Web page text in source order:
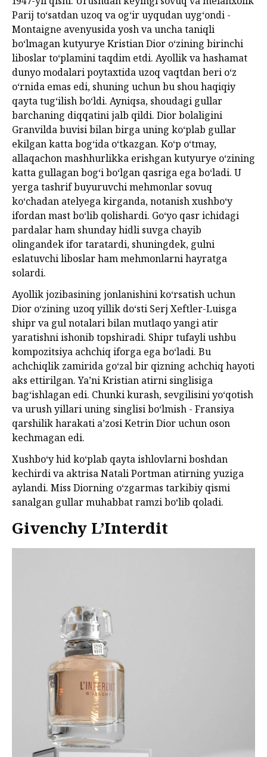
Parij toʻsatdan uzoq va ogʻir uyqudan uygʻondi -
Montaigne avenyusida yosh va uncha taniqli
boʻlmagan kutyurye Kristian Dior oʻzining birinchi
liboslar toʻplamini taqdim etdi. Ayollik va hashamat
dunyo modalari poytaxtida uzoq vaqtdan beri oʻz
oʻrnida emas edi, shuning uchun bu shou haqiqiy
qayta tugʻilish boʻldi. Ayniqsa, shoudagi gullar
barchaning diqqatini jalb qildi. Dior bolaligini
Granvilda buvisi bilan birga uning koʻplab gullar
ekilgan katta bogʻida oʻtkazgan. Koʻp oʻtmay,
allaqachon mashhurlikka erishgan kutyurye o‘zining
katta gullagan bogʻi boʻlgan qasriga ega boʻladi. U
yerga tashrif buyuruvchi mehmonlar sovuq
ko‘chadan atelyega kirganda, notanish xushbo‘y
ifordan mast bo‘lib qolishardi. Go‘yo qasr ichidagi
pardalar ham shunday hidli suvga chayib
olingandek ifor taratardi, shuningdek, gulni
eslatuvchi liboslar ham mehmonlarni hayratga
solardi.
Ayollik jozibasining jonlanishini ko‘rsatish uchun
Dior oʻzining uzoq yillik doʻsti Serj Xeftler-Luisga
shipr va gul notalari bilan mutlaqo yangi atir
yaratishni ishonib topshiradi. Shipr tufayli ushbu
kompozitsiya achchiq iforga ega bo‘ladi. Bu
achchiqlik zamirida go‘zal bir qizning achchiq hayoti
aks ettirilgan. Ya’ni Kristian atirni singlisiga
bagʻishlagan edi. Chunki kurash, sevgilisini yoʻqotish
va urush yillari uning singlisi bo‘lmish - Fransiya
qarshilik harakati a’zosi Ketrin Dior uchun oson
kechmagan edi.
Xushboʻy hid koʻplab qayta ishlovlarni boshdan
kechirdi va aktrisa Natali Portman atirning yuziga
aylandi. Miss Diorning o‘zgarmas tarkibiy qismi
sanalgan gullar muhabbat ramzi bo‘lib qoladi.
Givenchy L’Interdit